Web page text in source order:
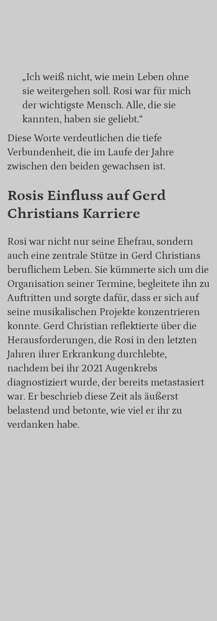
„Ich weiß nicht, wie mein Leben ohne
sie weitergehen soll. Rosi war für mich
der wichtigste Mensch. Alle, die sie
kannten, haben sie geliebt.“
Diese Worte verdeutlichen die tiefe
Verbundenheit, die im Laufe der Jahre
zwischen den beiden gewachsen ist.
Rosis Einfluss auf Gerd
Christians Karriere
Rosi war nicht nur seine Ehefrau, sondern
auch eine zentrale Stütze in Gerd Christians
beruflichem Leben. Sie kümmerte sich um die
Organisation seiner Termine, begleitete ihn zu
Auftritten und sorgte dafür, dass er sich auf
seine musikalischen Projekte konzentrieren
konnte. Gerd Christian reflektierte über die
Herausforderungen, die Rosi in den letzten
Jahren ihrer Erkrankung durchlebte,
nachdem bei ihr 2021 Augenkrebs
diagnostiziert wurde, der bereits metastasiert
war. Er beschrieb diese Zeit als äußerst
belastend und betonte, wie viel er ihr zu
verdanken habe.